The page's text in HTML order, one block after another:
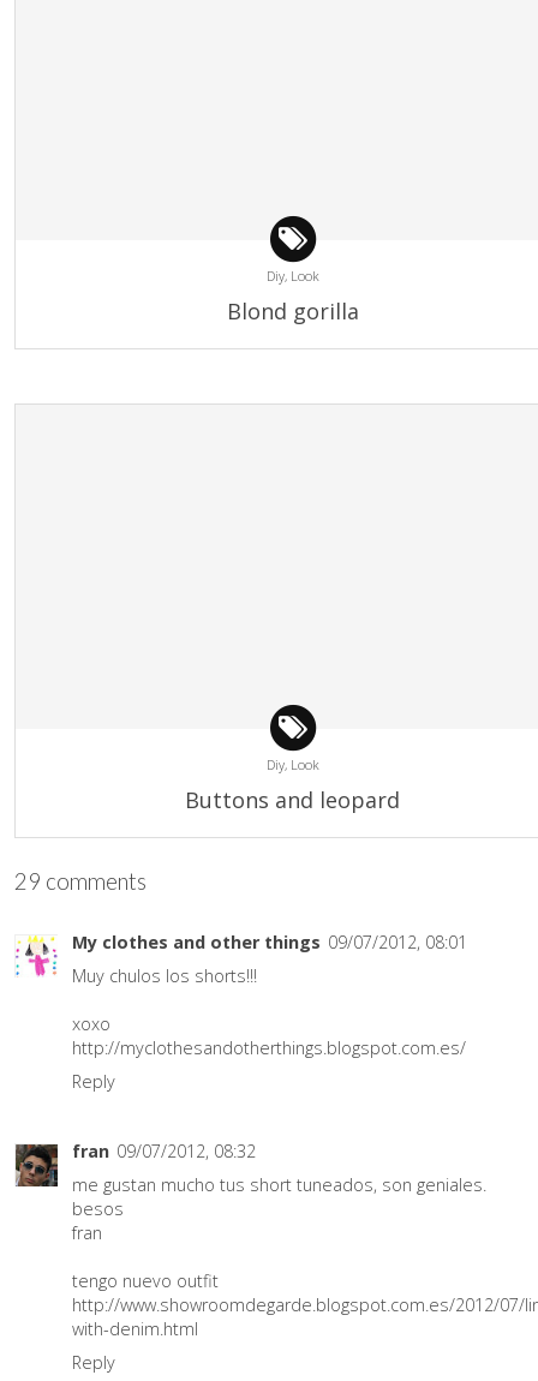
Diy, Look
Blond gorilla
Diy, Look
Buttons and leopard
29 comments
My clothes and other things 09/07/2012, 08:01
Muy chulos los shorts!!!
xoxo
http://myclothesandotherthings.blogspot.com.es/
Reply
fran 09/07/2012, 08:32
me gustan mucho tus short tuneados, son geniales.
besos
fran
tengo nuevo outfit
http://www.showroomdegarde.blogspot.com.es/2012/07/
with-denim.html
Reply